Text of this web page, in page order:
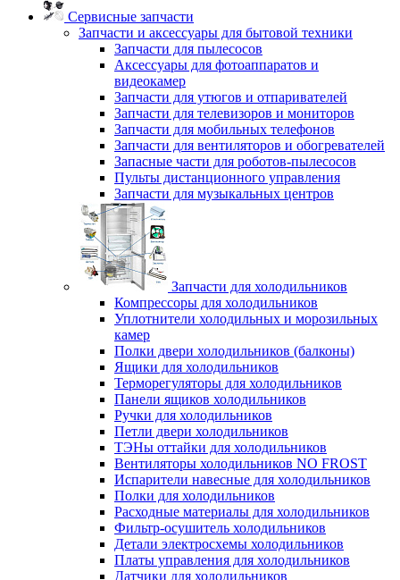
Сервисные запчасти
Запчасти и аксессуары для бытовой техники
Запчасти для пылесосов
Аксессуары для фотоаппаратов и
видеокамер
Запчасти для утюгов и отпаривателей
Запчасти для телевизоров и мониторов
Запчасти для мобильных телефонов
Запчасти для вентиляторов и обогревателей
Запасные части для роботов-пылесосов
Пульты дистанционного управления
Запчасти для музыкальных центров
Запчасти для холодильников
Компрессоры для холодильников
Уплотнители холодильных и морозильных
камер
Полки двери холодильников (балконы)
Ящики для холодильников
Терморегуляторы для холодильников
Панели ящиков холодильников
Ручки для холодильников
Петли двери холодильников
ТЭНы оттайки для холодильников
Вентиляторы холодильников NO FROST
Испарители навесные для холодильников
Полки для холодильников
Расходные материалы для холодильников
Фильтр-осушитель холодильников
Детали электросхемы холодильников
Платы управления для холодильников
Датчики для холодильников